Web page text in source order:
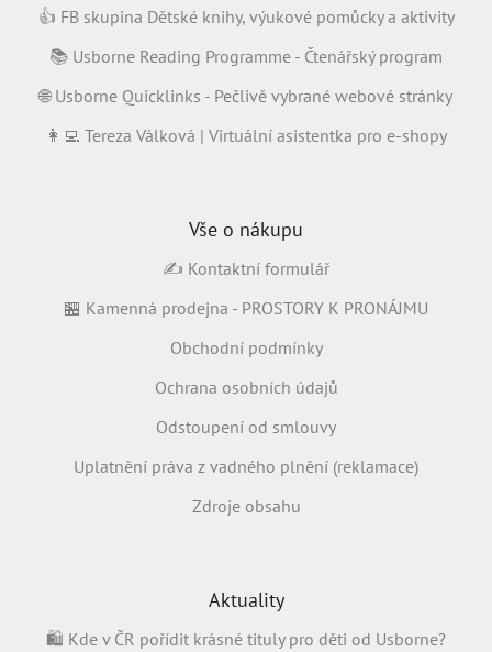
👍 FB skupina Dětské knihy, výukové pomůcky a aktivity
📚 Usborne Reading Programme - Čtenářský program
🌐 Usborne Quicklinks - Pečlivě vybrané webové stránky
👩‍💻 Tereza Válková | Virtuální asistentka pro e-shopy
Vše o nákupu
✍️ Kontaktní formulář
🏪 Kamenná prodejna - PROSTORY K PRONÁJMU
Obchodní podmínky
Ochrana osobních údajů
Odstoupení od smlouvy
Uplatnění práva z vadného plnění (reklamace)
Zdroje obsahu
Aktuality
🛍️ Kde v ČR pořídit krásné tituly pro děti od Usborne?